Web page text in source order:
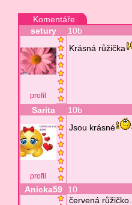
Komentáře
setury
10b
profil
Krásná růžička
Sarita 10b
profil
Jsou krásné
Anicka59 10
červená růžičko...